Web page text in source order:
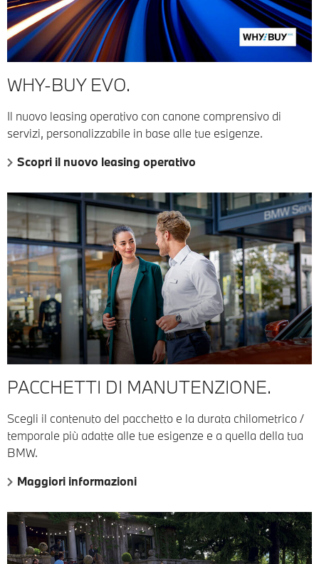
WHY-BUY EVO.
Il nuovo leasing operativo con canone comprensivo di
servizi, personalizzabile in base alle tue esigenze.
Scopri il nuovo leasing operativo
PACCHETTI DI MANUTENZIONE.
Scegli il contenuto del pacchetto e la durata chilometrico /
temporale più adatte alle tue esigenze e a quella della tua
BMW.
Maggiori informazioni